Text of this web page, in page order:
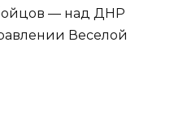
— над ДНР
Веселой